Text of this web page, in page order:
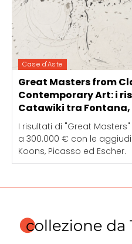
Case d'Aste
Great Masters from
Contemporary Art: i
Catawiki tra Fontana,
I risultati di "Great
a 300.000 € con le
Koons, Picasso ed Escher.